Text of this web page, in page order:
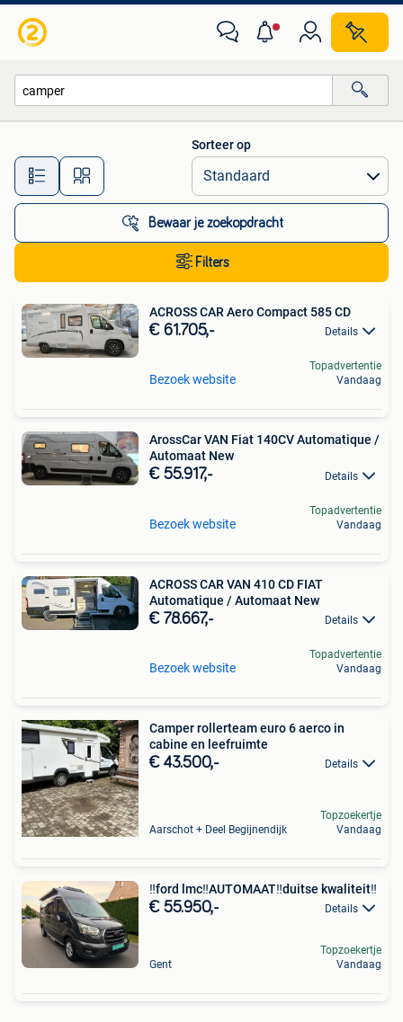
Alle afstanden…
Sorteer op
Bewaar je zoekopdracht
Filters
ACROSS CAR Aero Compact 585 CD
€ 61.705,- Details
Bezoek website
Topadvertentie
Vandaag
ArossCar VAN Fiat 140CV Automatique /
Automaat New
€ 55.917,- Details
Bezoek website
Topadvertentie
Vandaag
ACROSS CAR VAN 410 CD FIAT
Automatique / Automaat New
€ 78.667,- Details
Bezoek website
Topadvertentie
Vandaag
Camper rollerteam euro 6 aerco in
cabine en leefruimte
€ 43.500,- Details
Aarschot + Deel Begijnendijk
Topzoekertje
Vandaag
‼️ford lmc‼️AUTOMAAT‼️duitse kwaliteit‼️
€ 55.950,- Details
Gent
Topzoekertje
Vandaag